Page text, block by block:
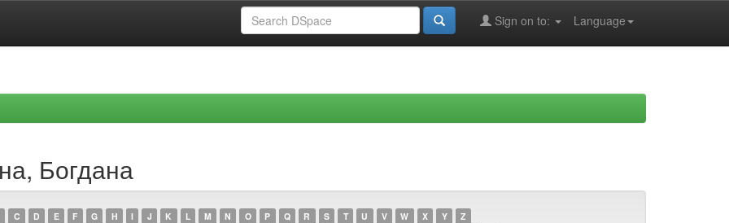
Language
Sign on to:
Богдана
C D E F G H I J K L M N O P Q R S T U V W X Y
Z